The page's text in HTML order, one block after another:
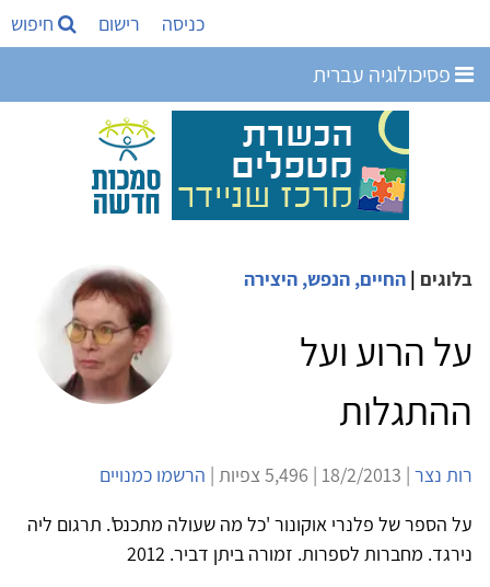
כניסה רישום חיפוש
פסיכולוגיה עברית
בלוגים | החיים, הנפש, היצירה
על הרוע ועל
ההתגלות
רות נצר | 18/2/2013 | 5,496 צפיות |
הרשמו כמנויים
על הספר של פלנרי אוקונור 'כל מה שעולה מתכנס'. תרגום ליה
נירגד. מחברות לספרות. זמורה ביתן דביר. 2012